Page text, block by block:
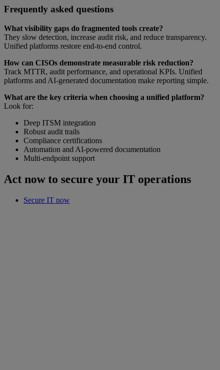
Frequently asked questions
What visibility gaps do fragmented tools create?
They slow detection, increase audit risk, and reduce transparency.
Unified platforms restore end-to-end control.
How can CISOs demonstrate measurable risk reduction?
Track MTTR, audit performance, and operational KPIs. Unified
platforms and AI-generated documentation make reporting simple.
What are the key criteria when choosing a unified platform?
Look for:
Deep ITSM integration
Robust audit trails
Compliance certifications
Automation and AI-powered documentation
Multi-endpoint support
Act now to secure your IT operations
Secure IT now